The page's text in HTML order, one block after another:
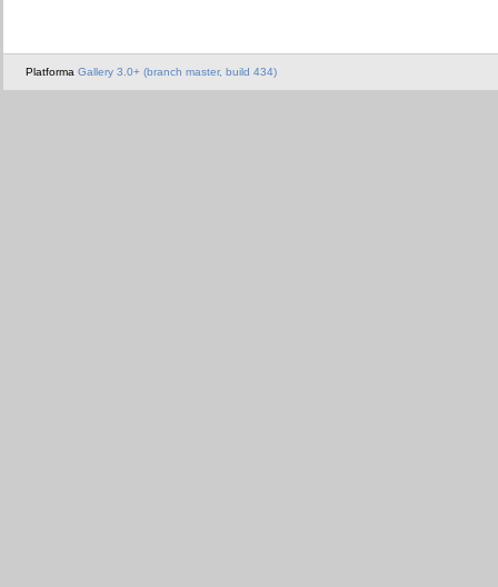
Platforma Gallery 3.0+ (branch master, build 434)